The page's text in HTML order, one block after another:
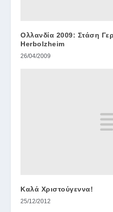
Ολλανδία 2009: Στάση
Herbolzheim
26/04/2009
Καλά Χριστούγεννα!
25/12/2012